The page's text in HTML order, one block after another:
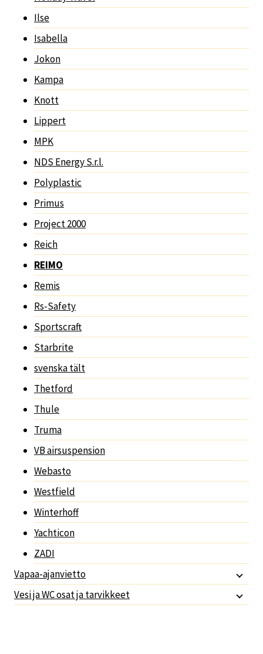
Ilse
Isabella
Jokon
Kampa
Knott
Lippert
MPK
NDS Energy S.r.l.
Polyplastic
Primus
Project 2000
Reich
REIMO
Remis
Rs-Safety
Sportscraft
Starbrite
svenska tält
Thetford
Thule
Truma
VB airsuspension
Webasto
Westfield
Winterhoff
Yachticon
ZADI
Vapaa-ajanvietto
Vesi ja WC osat ja tarvikkeet